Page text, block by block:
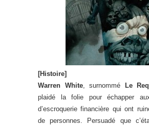
[Histoire]
Warren White, surnommé Le
plaidé la folie pour échapper
d’escroquerie financière qui ont
de personnes. Persuadé que